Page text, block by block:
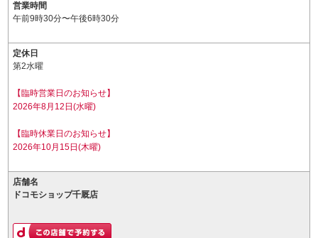
営業時間
午前9時30分〜午後6時30分
定休日
第2水曜
【臨時営業日のお知らせ】
2026年8月12日(水曜)
【臨時休業日のお知らせ】
2026年10月15日(木曜)
店舗名
ドコモショップ千厩店